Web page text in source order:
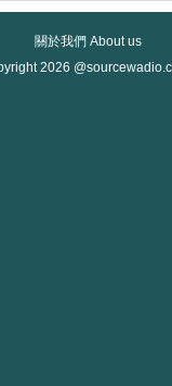
關於我們 About us
2026